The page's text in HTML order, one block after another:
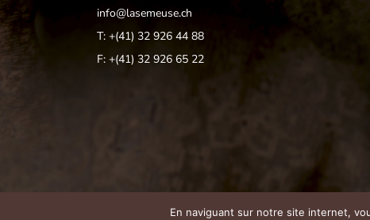
info@lasemeuse.ch
T: +(41) 32 926 44 88
F: +(41) 32 926 65 22
En naviguant sur notre site internet,